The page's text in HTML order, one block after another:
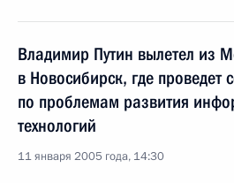
Владимир Путин вылетел из
в Новосибирск, где проведет
по проблемам развития
технологий
11 января 2005 года, 14:30